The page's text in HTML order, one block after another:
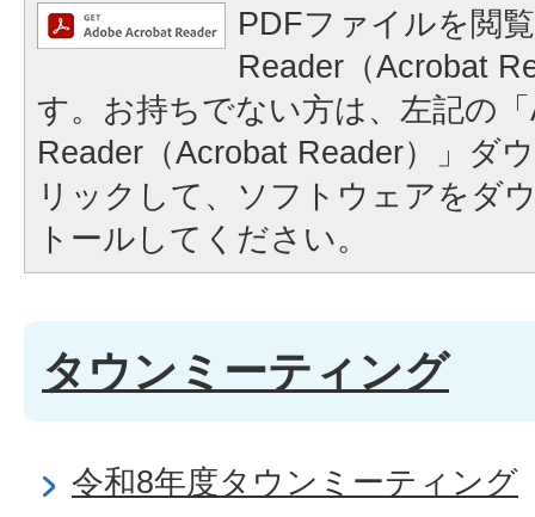
PDFファイルを閲
Reader（Acrobat
す。お持ちでない方は、左記の
Reader（Acrobat Reader）」ダ
リックして、ソフトウェアをダ
トールしてください。
タウンミーティング
令和8年度タウンミーティング